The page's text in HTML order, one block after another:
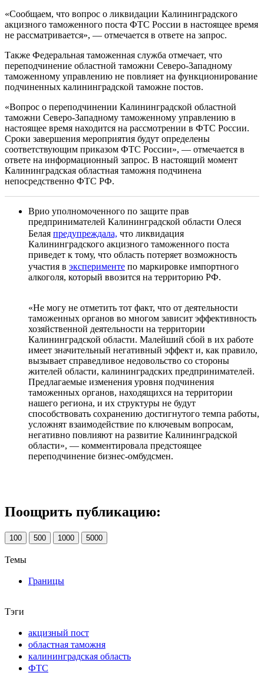
«Сообщаем, что вопрос о ликвидации Калининградского
акцизного таможенного поста ФТС России в настоящее время
не рассматривается», — отмечается в ответе на запрос.
Также Федеральная таможенная служба отмечает, что
переподчинение областной таможни Северо-Западному
таможенному управлению не повлияет на функционирование
подчиненных калининградской таможне постов.
«Вопрос о переподчинении Калининградской областной
таможни Северо-Западному таможенному управлению в
настоящее время находится на рассмотрении в ФТС России.
Сроки завершения мероприятия будут определены
соответствующим приказом ФТС России», — отмечается в
ответе на информационный запрос. В настоящий момент
Калининградская областная таможня подчинена
непосредственно ФТС РФ.
Врио уполномоченного по защите прав
предпринимателей Калининградской области Олеся
Белая предупреждала, что ликвидация
Калининградского акцизного таможенного поста
приведет к тому, что область потеряет возможность
участия в эксперименте по маркировке импортного
алкоголя, который ввозится на территорию РФ.
«Не могу не отметить тот факт, что от деятельности
таможенных органов во многом зависит эффективность
хозяйственной деятельности на территории
Калининградской области. Малейший сбой в их работе
имеет значительный негативный эффект и, как правило,
вызывает справедливое недовольство со стороны
жителей области, калининградских предпринимателей.
Предлагаемые изменения уровня подчинения
таможенных органов, находящихся на территории
нашего региона, и их структуры не будут
способствовать сохранению достигнутого темпа работы,
усложнят взаимодействие по ключевым вопросам,
негативно повлияют на развитие Калининградской
области», — комментировала предстоящее
переподчинение бизнес-омбудсмен.
Поощрить публикацию:
100 500 1000 5000
Темы
Границы
Тэги
акцизный пост
областная таможня
калининградская область
ФТС